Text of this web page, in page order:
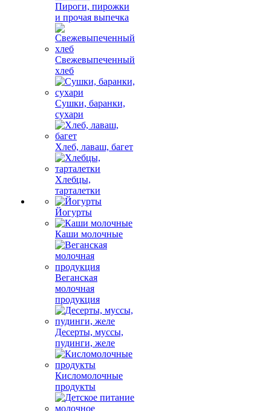
Пироги, пирожки
и прочая выпечка
Свежевыпеченный
хлеб
Сушки, баранки,
сухари
Хлеб, лаваш, багет
Хлебцы,
тарталетки
Йогурты
Каши молочные
Веганская
молочная
продукция
Десерты, муссы,
пудинги, желе
Кисломолочные
продукты